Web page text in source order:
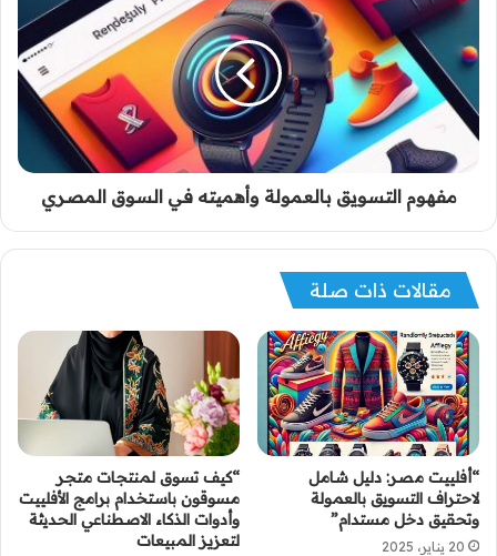
مفهوم التسويق بالعمولة وأهميته في السوق المصري
مقالات ذات صلة
“أفلييت مصر: دليل شامل
لاحتراف التسويق بالعمولة
وتحقيق دخل مستدام”
20 يناير، 2025
“كيف تسوق لمنتجات متجر
مسوقون باستخدام برامج الأفلييت
وأدوات الذكاء الاصطناعي الحديثة
لتعزيز المبيعات